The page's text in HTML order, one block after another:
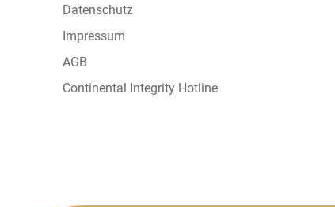
Datenschutz
Impressum
AGB
Continental Integrity Hotline